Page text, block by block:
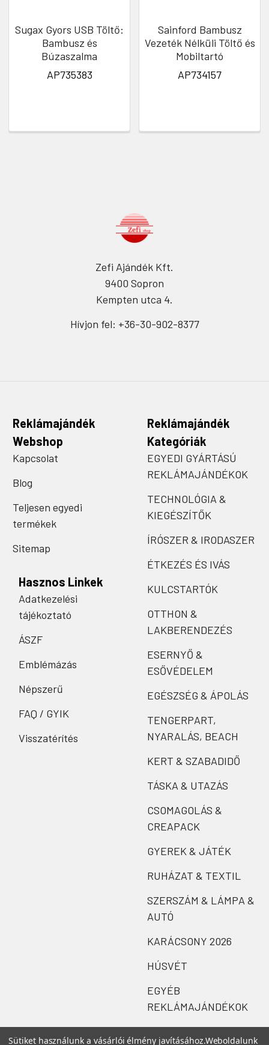
Sugax Gyors USB Töltő:
Bambusz és
Búzaszalma
AP735383
Sainford Bambusz
Vezeték Nélküli Töltő és
Mobiltartó
AP734157
Zefi Ajándék Kft.
9400 Sopron
Kempten utca 4.
Hívjon fel: +36-30-902-8377
Reklámajándék
Webshop
Kapcsolat
Blog
Teljesen egyedi
termékek
Sitemap
Hasznos Linkek
Adatkezelési
tájékoztató
ÁSZF
Emblémázás
Népszerű
FAQ / GYIK
Visszatérítés
Reklámajándék
Kategóriák
EGYEDI GYÁRTÁSÚ
REKLÁMAJÁNDÉKOK
TECHNOLÓGIA &
KIEGÉSZÍTŐK
ÍRÓSZER & IRODASZER
ÉTKEZÉS ÉS IVÁS
KULCSTARTÓK
OTTHON &
LAKBERENDEZÉS
ESERNYŐ &
ESŐVÉDELEM
EGÉSZSÉG & ÁPOLÁS
TENGERPART,
NYARALÁS, BEACH
KERT & SZABADIDŐ
TÁSKA & UTAZÁS
CSOMAGOLÁS &
CREAPACK
GYEREK & JÁTÉK
RUHÁZAT & TEXTIL
SZERSZÁM & LÁMPA &
AUTÓ
KARÁCSONY 2026
HÚSVÉT
EGYÉB
REKLÁMAJÁNDÉKOK
Sütiket használunk a vásárlói élmény javításához.Weboldalunk